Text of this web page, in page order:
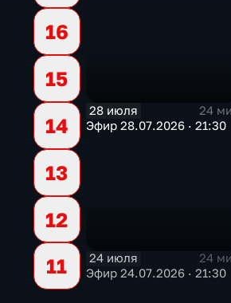
16
15
14
13
12
11
28 июля
24
Эфир 28.07.2026 · 21:30
24 июля
24
Эфир 24.07.2026 · 21:30